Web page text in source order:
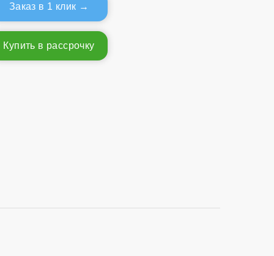
Заказ в 1 клик
Купить в рассрочку